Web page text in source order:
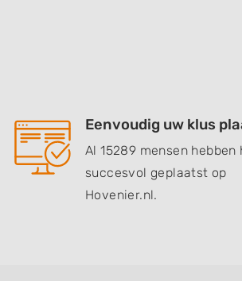
Eenvoudig uw klus
Al 15289 mensen hebben
succesvol geplaatst op
Hovenier.nl.